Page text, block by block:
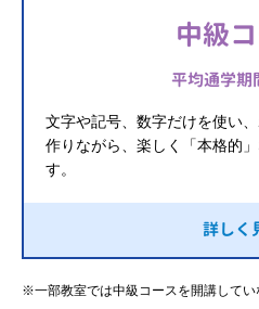
中級
平均通学期
文字や記号、数字だけを使い
作りながら、楽しく「本格的
す。
詳しく
※一部教室では中級コースを開講してい